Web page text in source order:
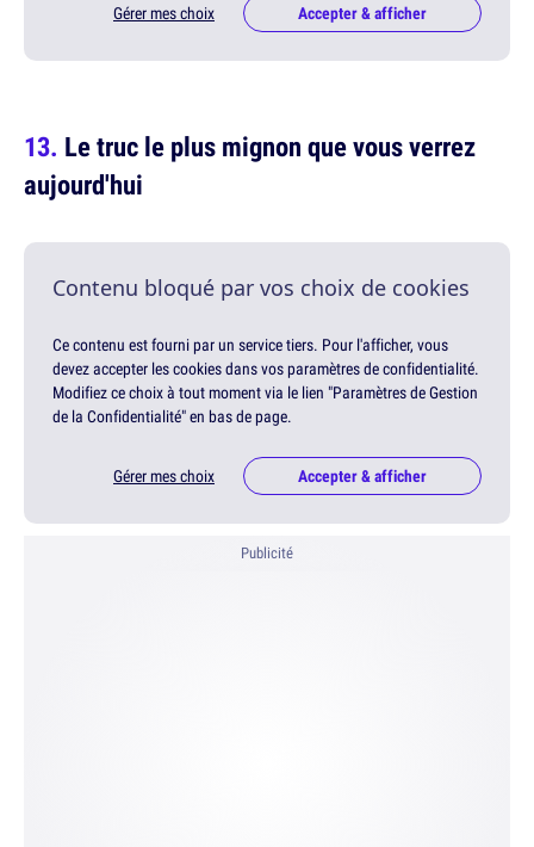
Gérer mes choix Accepter & afficher
Le truc le plus mignon que vous verrez
aujourd'hui
Contenu bloqué par vos choix de cookies
Ce contenu est fourni par un service tiers. Pour l'afficher, vous
devez accepter les cookies dans vos paramètres de confidentialité.
Modifiez ce choix à tout moment via le lien "Paramètres de Gestion
de la Confidentialité" en bas de page.
Gérer mes choix Accepter & afficher
Publicité